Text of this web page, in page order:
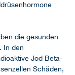
die gesunden
In den
Jod Beta-
Schäden,